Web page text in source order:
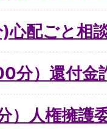
心配ごと相
分）還付金
）人権擁護